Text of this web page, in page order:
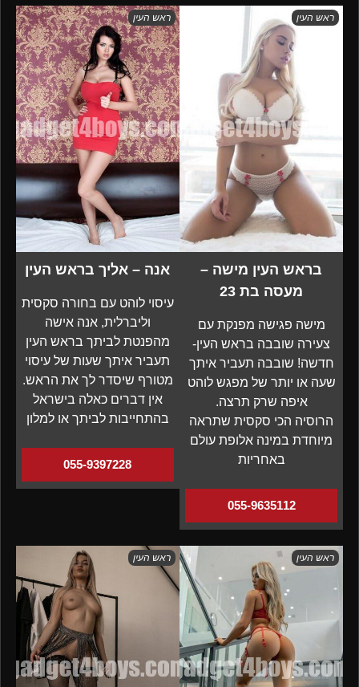
ראש העין
בראש העין מישה –
מעסה בת 23
מישה פגישה מפנקת עם
צעירה שובבה בראש העין-
חדשה! שובבה תעביר איתך
שעה או יותר של מפגש לוהט
איפה שרק תרצה.
הרוסיה הכי סקסית שתראה
מיוחדת במינה אלופת עולם
באחריות
055-9635112
ראש העין
אנה – אליך בראש העין
עיסוי לוהט עם בחורה סקסית
וליברלית, אנה אישה
מהפנטת לביתך בראש העין
תעביר איתך שעות של עיסוי
מטורף שיסדר לך את הראש.
אין דברים כאלה בישראל
בהתחייבות לביתך או למלון
055-9397228
ראש העין ראש העין